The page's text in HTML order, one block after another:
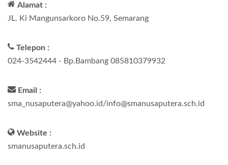
Alamat :
JL. Ki Mangunsarkoro No.59, Semarang
Telepon :
024-3542444 - Bp.Bambang 085810379932
Email :
sma_nusaputera@yahoo.id/info@smanusaputera.sch.id
Website :
smanusaputera.sch.id